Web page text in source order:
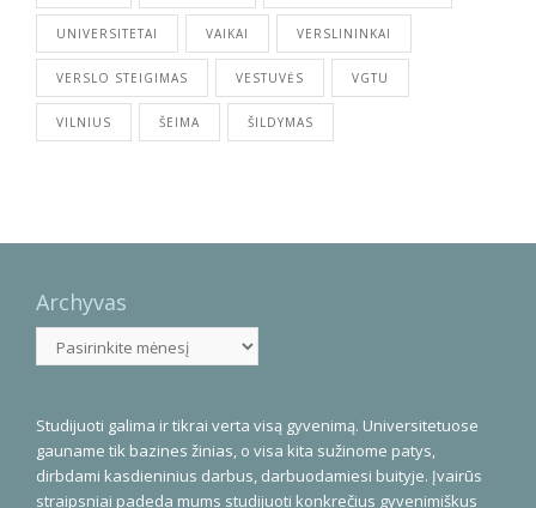
UNIVERSITETAI VAIKAI VERSLININKAI
VERSLO STEIGIMAS VESTUVĖS VGTU
VILNIUS ŠEIMA ŠILDYMAS
Archyvas
Archyvas
Studijuoti galima ir tikrai verta visą gyvenimą. Universitetuose
gauname tik bazines žinias, o visa kita sužinome patys,
dirbdami kasdieninius darbus, darbuodamiesi buityje. Įvairūs
straipsniai padeda mums studijuoti konkrečius gyvenimiškus